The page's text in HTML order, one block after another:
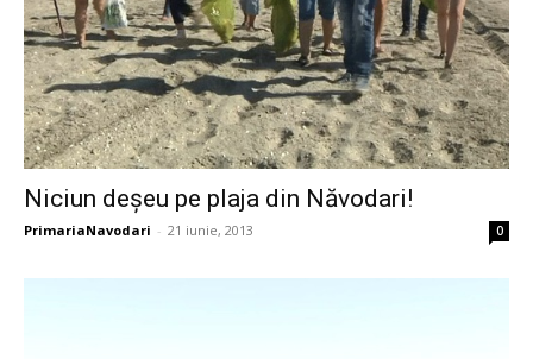
Niciun deşeu pe plaja din Năvodari!
PrimariaNavodari - 21 iunie, 2013 0